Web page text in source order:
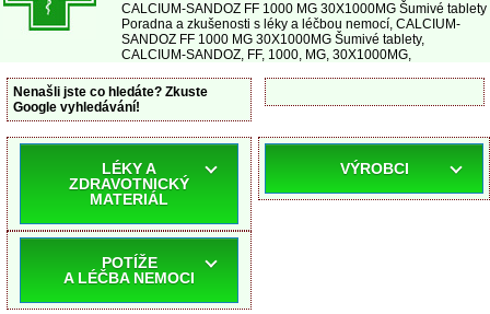
CALCIUM-SANDOZ FF 1000 MG 30X1000MG Šumivé tablety
Poradna a zkušenosti s léky a léčbou nemocí, CALCIUM-
SANDOZ FF 1000 MG 30X1000MG Šumivé tablety,
CALCIUM-SANDOZ, FF, 1000, MG, 30X1000MG,
Nenašli jste co hledáte? Zkuste
Google vyhledávání!
LÉKY A
ZDRAVOTNICKÝ
MATERIÁL
POTÍŽE
A LÉČBA NEMOCI
VÝROBCI